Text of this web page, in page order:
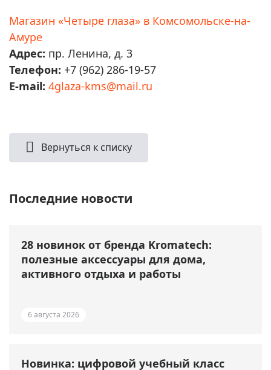
Магазин «Четыре глаза» в Комсомольске-на-
Амуре
Адрес: пр. Ленина, д. 3
Телефон: +7 (962) 286-19-57
E-mail: 4glaza-kms@mail.ru
Вернуться к списку
Последние новости
28 новинок от бренда Kromatech:
полезные аксессуары для дома,
активного отдыха и работы
6 августа 2026
Новинка: цифровой учебный класс